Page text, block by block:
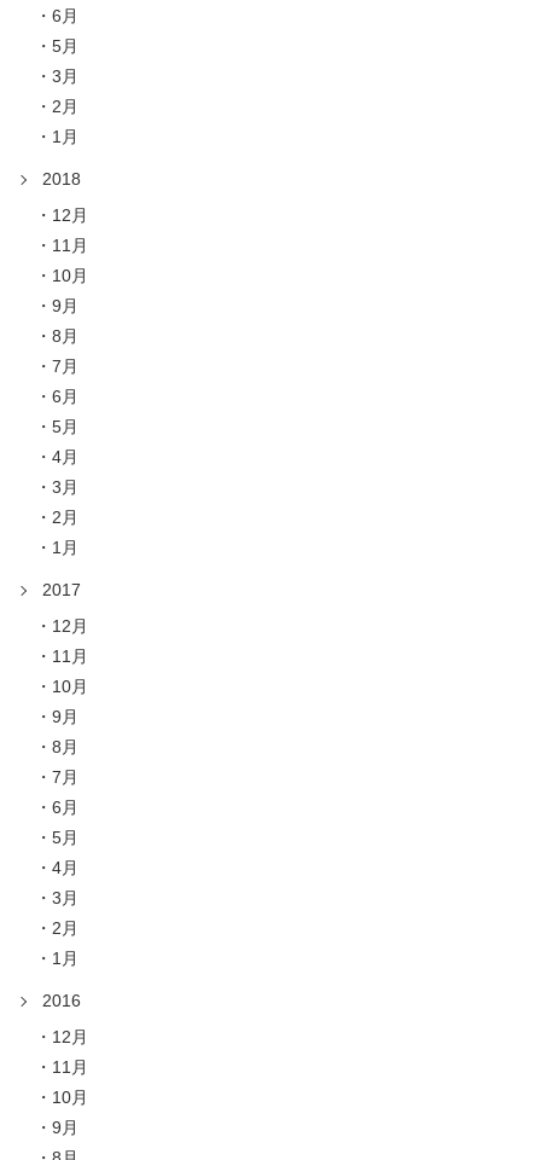
6月
5月
3月
2月
1月
2018
12月
11月
10月
9月
8月
7月
6月
5月
4月
3月
2月
1月
2017
12月
11月
10月
9月
8月
7月
6月
5月
4月
3月
2月
1月
2016
12月
11月
10月
9月